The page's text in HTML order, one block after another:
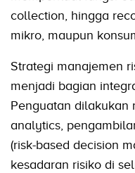
collection, hingga
mikro, maupun
Strategi manajemen
menjadi bagian
Penguatan dilakukan
analytics,
(risk-based decision
kesadaran risiko di